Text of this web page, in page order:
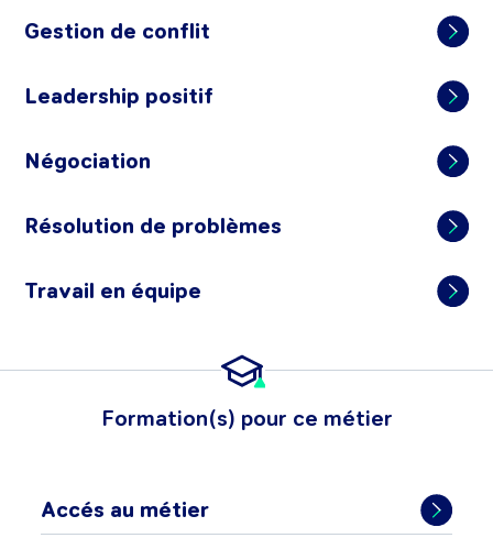
Gestion de conflit
Leadership positif
Négociation
Résolution de problèmes
Travail en équipe
Formation(s) pour ce métier
Accés au métier